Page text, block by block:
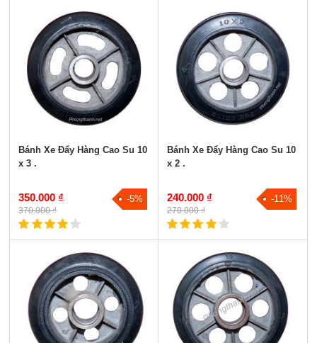
Bánh Xe Đẩy Hàng Cao Su 10
x 3 .
350.000 ₫
370.000 ₫
-5%
Bánh Xe Đẩy Hàng Cao Su 10
x 2 .
240.000 ₫
270.000 ₫
-11%